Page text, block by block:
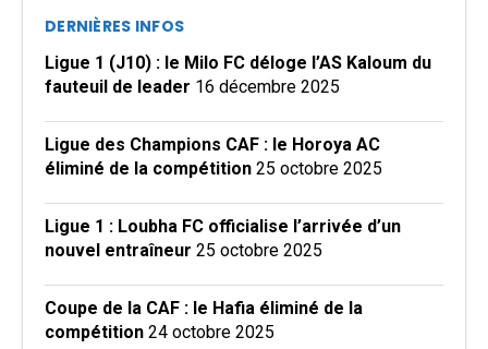
DERNIÈRES INFOS
Ligue 1 (J10) : le Milo FC déloge l’AS Kaloum du
fauteuil de leader 16 décembre 2025
Ligue des Champions CAF : le Horoya AC
éliminé de la compétition 25 octobre 2025
Ligue 1 : Loubha FC officialise l’arrivée d’un
nouvel entraîneur 25 octobre 2025
Coupe de la CAF : le Hafia éliminé de la
compétition 24 octobre 2025